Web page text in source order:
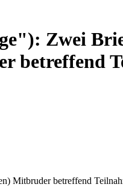
Zwei
betreffend
Mitbruder betreffend